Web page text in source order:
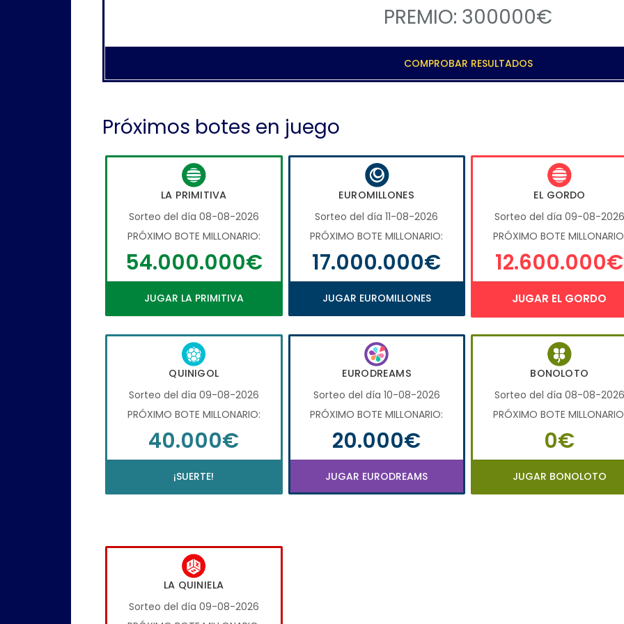
PREMIO: 300000€
COMPROBAR RESULTADOS
Próximos botes en juego
LA PRIMITIVA
Sorteo del día 08-08-2026
PRÓXIMO BOTE MILLONARIO:
54.000.000€
JUGAR LA PRIMITIVA
EUROMILLONES
Sorteo del día 11-08-2026
PRÓXIMO BOTE MILLONARIO:
17.000.000€
JUGAR EUROMILLONES
EL GORDO
Sorteo del día 09-08-2026
PRÓXIMO BOTE
12.600.000€
JUGAR EL GORDO
QUINIGOL
Sorteo del día 09-08-2026
PRÓXIMO BOTE MILLONARIO:
40.000€
¡SUERTE!
EURODREAMS
Sorteo del día 10-08-2026
PRÓXIMO BOTE MILLONARIO:
20.000€
JUGAR EURODREAMS
BONOLOTO
Sorteo del día 08-08-2026
PRÓXIMO BOTE
0€
JUGAR BONOLOTO
LA QUINIELA
Sorteo del día 09-08-2026